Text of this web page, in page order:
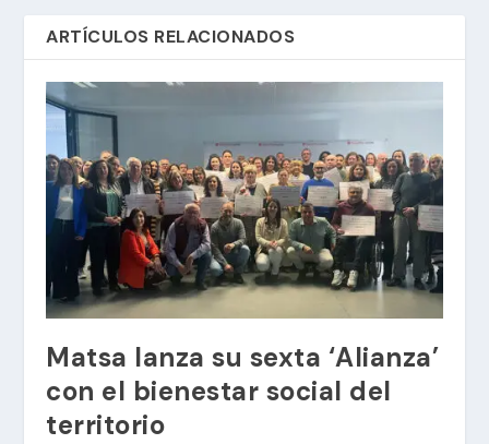
ARTÍCULOS RELACIONADOS
Matsa lanza su sexta ‘Alianza’
con el bienestar social del
territorio